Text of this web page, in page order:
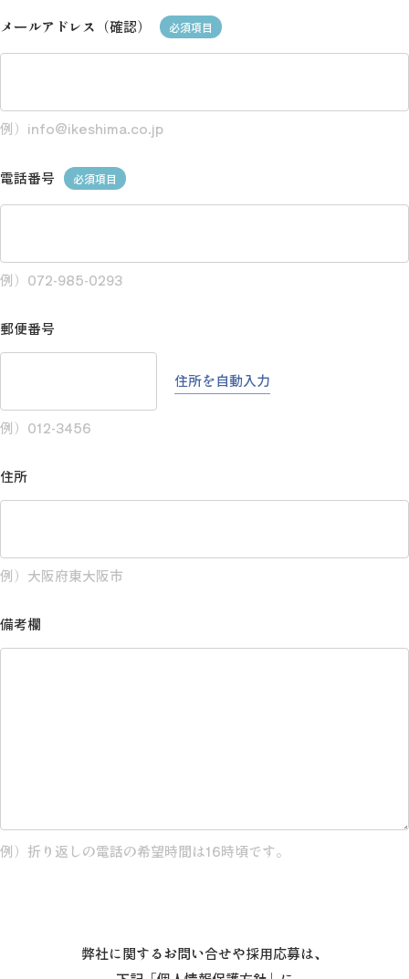
メールアドレス（確認） 必須項目
例）info@ikeshima.co.jp
電話番号 必須項目
例）072-985-0293
郵便番号
住所を自動入力
例）012-3456
住所
例）大阪府東大阪市
備考欄
例）折り返しの電話の希望時間は16時頃です。
弊社に関するお問い合せや採用応募は、